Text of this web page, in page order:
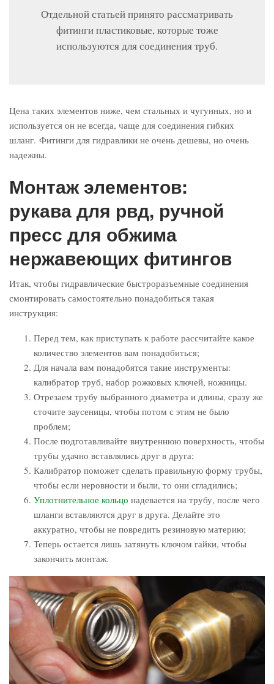
Отдельной статьей принято рассматривать
фитинги пластиковые, которые тоже
используются для соединения труб.
Цена таких элементов ниже, чем стальных и чугунных, но и
используется он не всегда, чаще для соединения гибких
шланг. Фитинги для гидравлики не очень дешевы, но очень
надежны.
Монтаж элементов:
рукава для рвд, ручной
пресс для обжима
нержавеющих фитингов
Итак, чтобы гидравлические быстроразъемные соединения
смонтировать самостоятельно понадобиться такая
инструкция:
Перед тем, как приступать к работе рассчитайте какое
количество элементов вам понадобиться;
Для начала вам понадобятся такие инструменты:
калибратор труб, набор рожковых ключей, ножницы.
Отрезаем трубу выбранного диаметра и длины, сразу же
сточите заусеницы, чтобы потом с этим не было
проблем;
После подготавливайте внутреннюю поверхность, чтобы
трубы удачно вставлялись друг в друга;
Калибратор поможет сделать правильную форму трубы,
чтобы если неровности и были, то они сгладились;
Уплотнительное кольцо надевается на трубу, после чего
шланги вставляются друг в друга. Делайте это
аккуратно, чтобы не повредить резиновую материю;
Теперь остается лишь затянуть ключом гайки, чтобы
закончить монтаж.